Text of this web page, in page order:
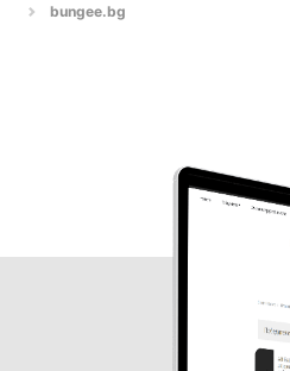
bungee.bg